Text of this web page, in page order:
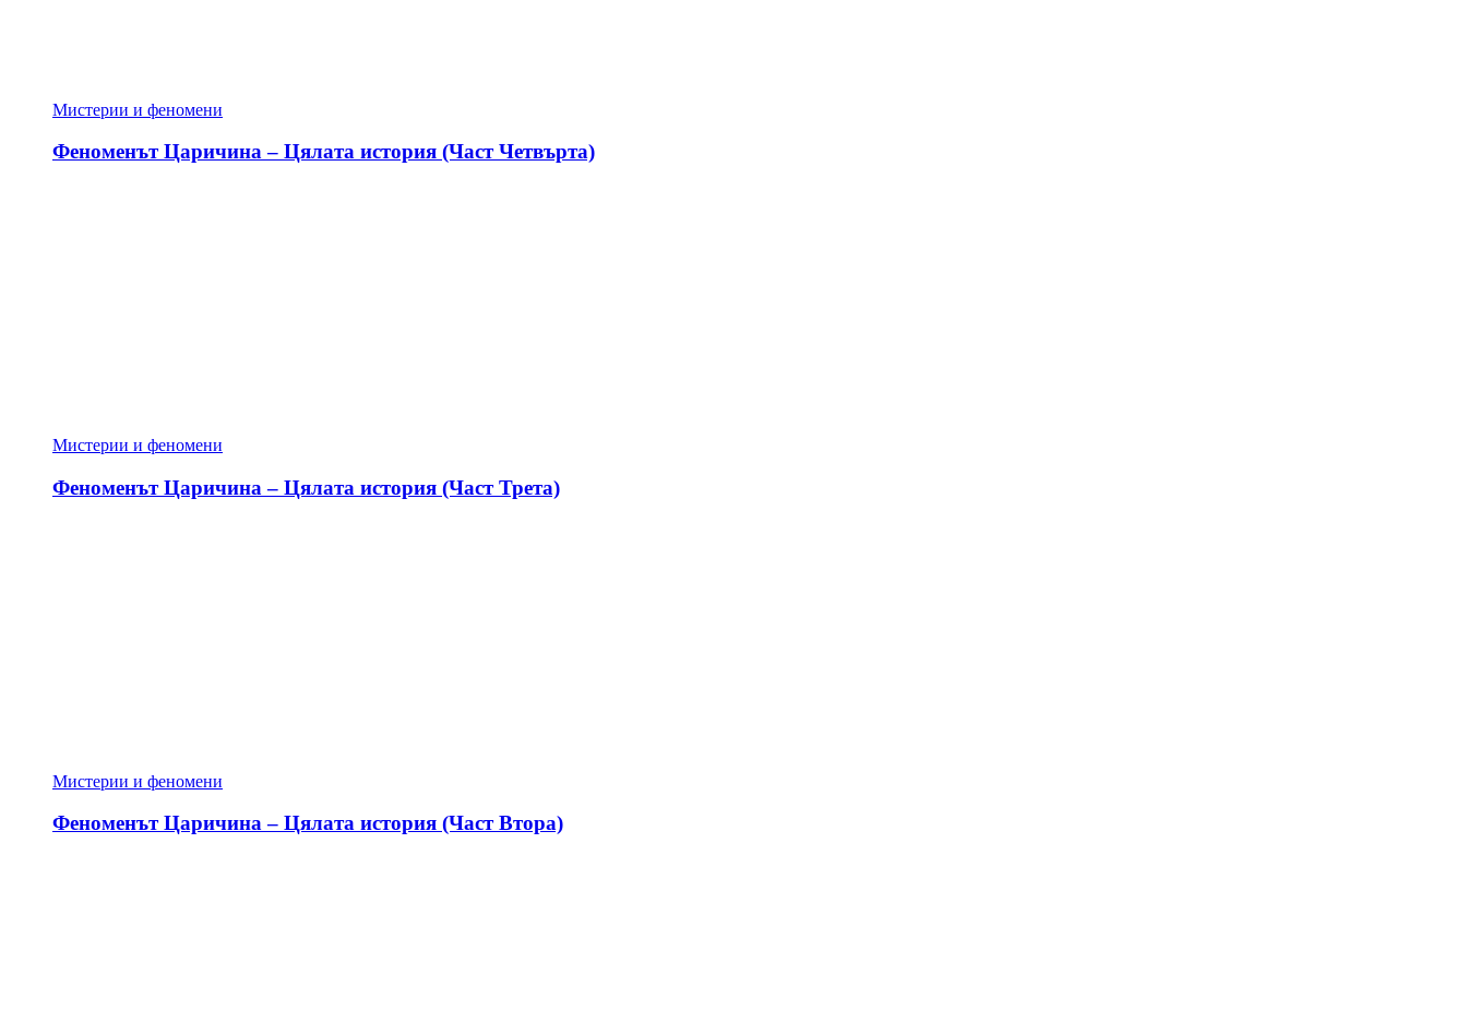
Мистерии и феномени
Феноменът Царичина – Цялата история (Част Четвърта)
Мистерии и феномени
Феноменът Царичина – Цялата история (Част Трета)
Мистерии и феномени
Феноменът Царичина – Цялата история (Част Втора)